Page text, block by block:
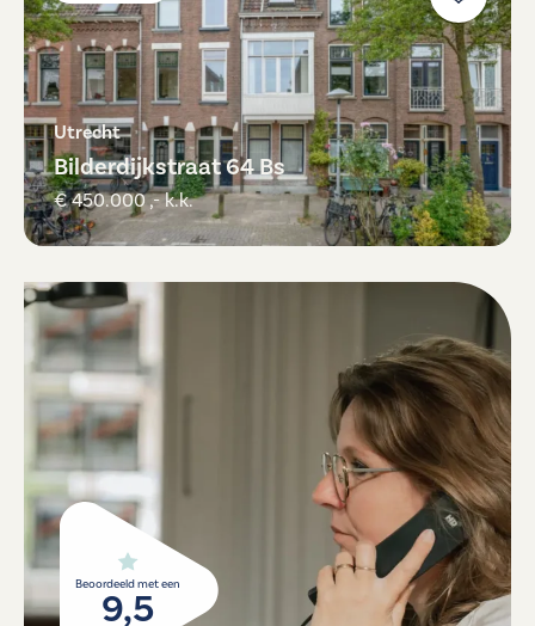
Utrecht
Bilderdijkstraat 64 Bs
€ 450.000 ,- k.k.
Beoordeeld met een
9,5